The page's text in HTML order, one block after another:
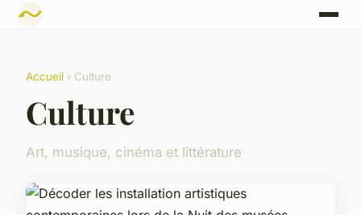
Accueil › Culture
Culture
Art, musique, cinéma et littérature